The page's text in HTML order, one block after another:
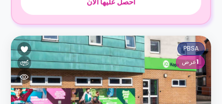
PBSA
1عرض